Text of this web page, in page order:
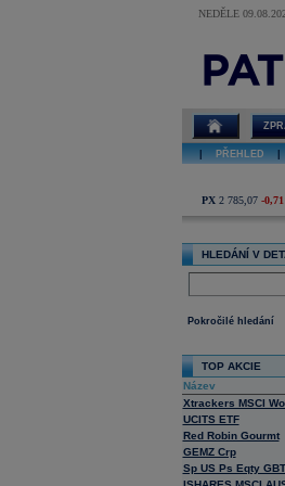
NEDĚLE
MODIVO SA
PŘEHLED
PX 2 785,07 -
HLEDÁNÍ V
Pokročilé hledání
TOP AKCIE
Název
Xtrackers MSCI
UCITS ETF
Red Robin Gourmt
GEMZ Crp
Sp US Ps Eqty